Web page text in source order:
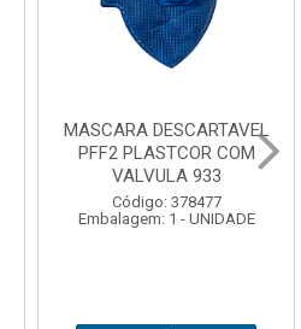
MASCARA DESCARTAVEL
PFF2 PLASTCOR COM
VALVULA 933
Código: 378477
Embalagem: 1 - UNIDADE